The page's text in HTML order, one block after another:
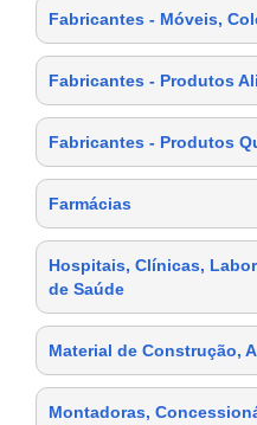
Fabricantes - Móveis,
Fabricantes - Produtos
Fabricantes - Produtos
Farmácias
Hospitais, Clínicas,
de Saúde
Material de Construção,
Montadoras,